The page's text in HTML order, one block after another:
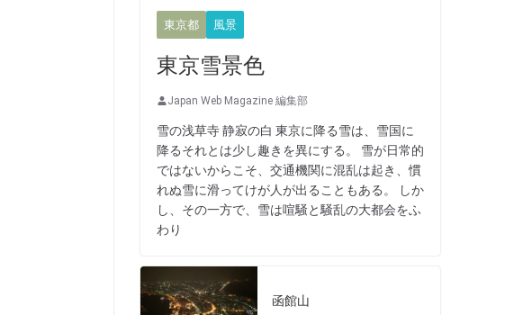
東京都 風景
東京雪景色
Japan Web Magazine 編集部
雪の浅草寺 静寂の白 東京に降る雪は、雪国に
降るそれとは少し趣きを異にする。 雪が日常的
ではないからこそ、交通機関に混乱は起き、慣
れぬ雪に滑ってけが人が出ることもある。 しか
し、その一方で、雪は喧騒と騒乱の大都会をふ
わり
函館山